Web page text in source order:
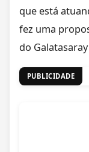
que está
fez uma
do
PUBLICIDADE